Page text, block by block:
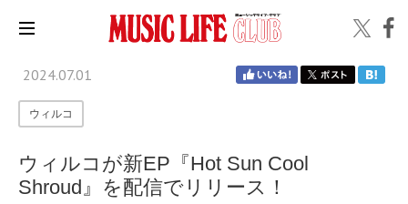
2024.07.01
ウィルコ
ウィルコが新EP『Hot Sun Cool
Shroud』を配信でリリース！